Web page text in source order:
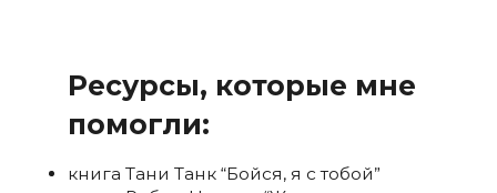
Ресурсы, которые мне
помогли:
книга Тани Танк “Бойся, я с тобой”